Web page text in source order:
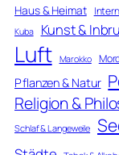
Haus & Heimat
Kuba Kunst &
Luft Marokko
Pflanzen & Natur
Religion &
Schlaf & Langeweile